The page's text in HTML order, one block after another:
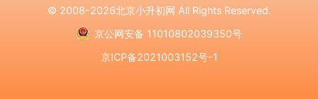
© 2008-2026北京小升初网 All Rights Reserved.
京公网安备 11010802039350号
京ICP备2021003152号-1